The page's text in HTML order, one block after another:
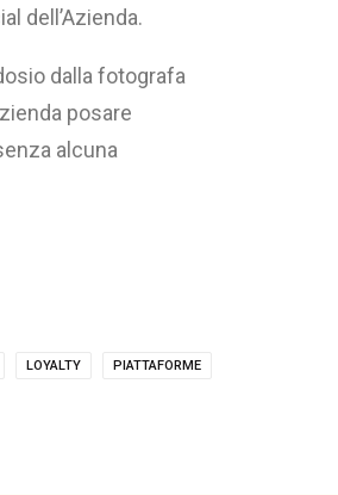
dell’Azienda.
dalla fotografa
posare
alcuna
LOYALTY PIATTAFORME